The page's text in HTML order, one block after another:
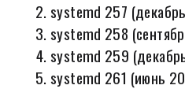
systemd 257
systemd 258
systemd 259
systemd 261 (июнь